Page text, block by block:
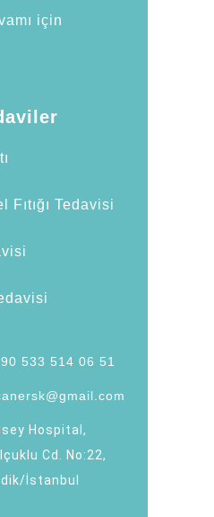
için
Fıtığı Tedavisi
533 514 06 51
Hospital,
Cd. No:22,
İstanbul